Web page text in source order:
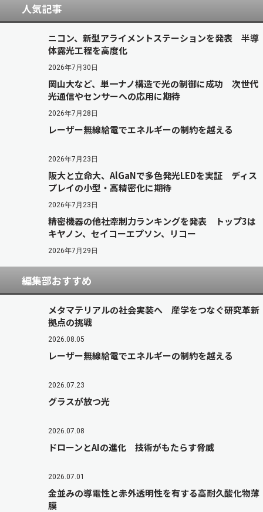
人気記事
ニコン、新型アライメントステーションを発表 半導
体露光工程を高度化
2026年7月30日
岡山大など、単一ナノ構造で光の制御に成功 次世代
光通信やセンサーへの応用に期待
2026年7月28日
レーザー無線給電でエネルギーの制約を越える
2026年7月23日
阪大と立命大、AlGaNで多色発光LEDを実証 ディス
プレイの小型・高精密化に期待
2026年7月23日
精密機器の他社牽制力ランキングを発表 トップ3は
キヤノン、セイコーエプソン、リコー
2026年7月29日
編集部おすすめ
メタマテリアルの社会実装へ 産学をつなぐ研究革新
拠点の挑戦
2026.08.05
レーザー無線給電でエネルギーの制約を越える
2026.07.23
グラスが放つ光
2026.07.08
ドローンとAIの進化 技術がもたらす脅威
2026.07.01
金並みの導電性と赤外透明性を有する高耐久酸化物薄
膜